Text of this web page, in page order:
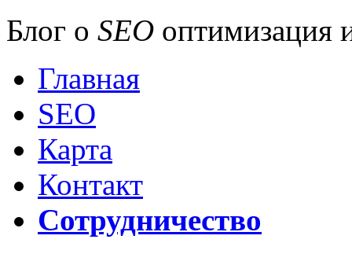
Блог о SEO оптимизация
Главная
SEO
Карта
Контакт
Сотрудничество